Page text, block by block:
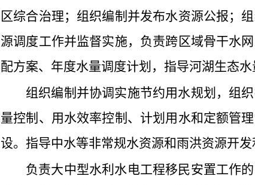
区综合治理；组织编制并发布水资源公报；
源调度工作并监督实施，负责跨区域骨干水
配方案、年度水量调度计划，指导河湖生态水
组织编制并协调实施节约用水规划，组
量控制、用水效率控制、计划用水和定额管
设。指导中水等非常规水资源和雨洪资源开发
负责大中型水利水电工程移民安置工作